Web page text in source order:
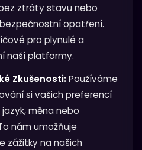
ztráty stavu nebo
opatření.
pro plynulé a
naší platformy.
Zkušenosti:Používáme
si vašich preferencí
měna nebo
nám umožňuje
zážitky na našich